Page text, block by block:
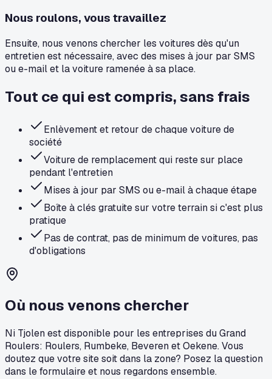
Nous roulons, vous travaillez
Ensuite, nous venons chercher les voitures dès qu'un
entretien est nécessaire, avec des mises à jour par SMS
ou e-mail et la voiture ramenée à sa place.
Tout ce qui est compris, sans frais
Enlèvement et retour de chaque voiture de
société
Voiture de remplacement qui reste sur place
pendant l'entretien
Mises à jour par SMS ou e-mail à chaque étape
Boîte à clés gratuite sur votre terrain si c'est plus
pratique
Pas de contrat, pas de minimum de voitures, pas
d'obligations
Où nous venons chercher
Ni Tjolen est disponible pour les entreprises du Grand
Roulers: Roulers, Rumbeke, Beveren et Oekene. Vous
doutez que votre site soit dans la zone? Posez la question
dans le formulaire et nous regardons ensemble.